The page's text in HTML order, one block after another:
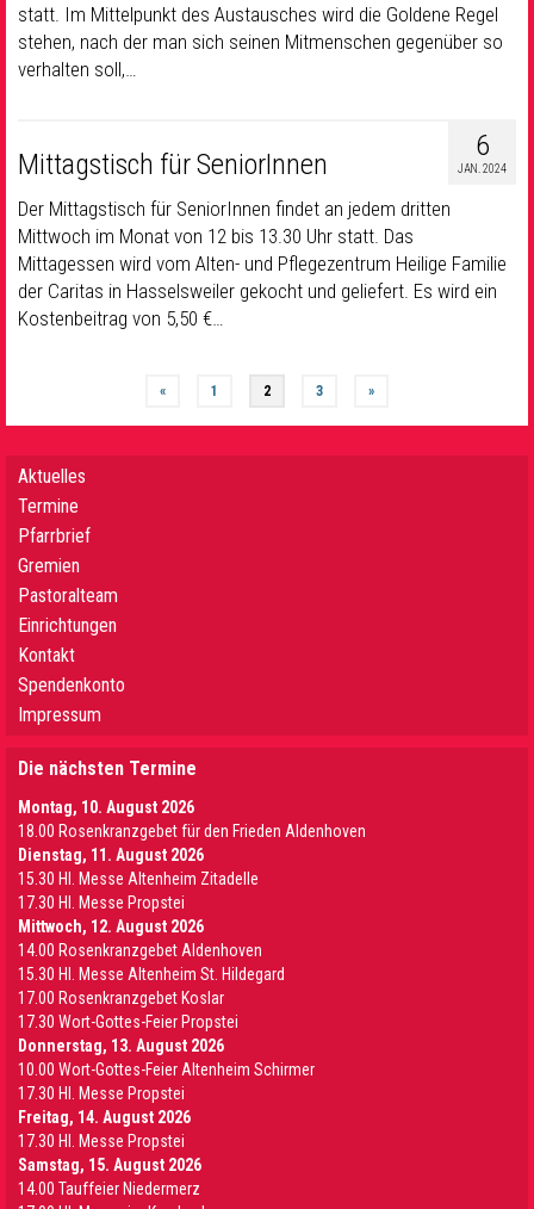
statt. Im Mittelpunkt des Austausches wird die Goldene Regel
stehen, nach der man sich seinen Mitmenschen gegenüber so
verhalten soll,…
6
JAN. 2024
Mittagstisch für SeniorInnen
Der Mittagstisch für SeniorInnen findet an jedem dritten
Mittwoch im Monat von 12 bis 13.30 Uhr statt. Das
Mittagessen wird vom Alten- und Pflegezentrum Heilige Familie
der Caritas in Hasselsweiler gekocht und geliefert. Es wird ein
Kostenbeitrag von 5,50 €…
« 1 2 3 »
Aktuelles
Termine
Pfarrbrief
Gremien
Pastoralteam
Einrichtungen
Kontakt
Spendenkonto
Impressum
Die nächsten Termine
Montag, 10. August 2026
18.00 Rosenkranzgebet für den Frieden Aldenhoven
Dienstag, 11. August 2026
15.30 Hl. Messe Altenheim Zitadelle
17.30 Hl. Messe Propstei
Mittwoch, 12. August 2026
14.00 Rosenkranzgebet Aldenhoven
15.30 Hl. Messe Altenheim St. Hildegard
17.00 Rosenkranzgebet Koslar
17.30 Wort-Gottes-Feier Propstei
Donnerstag, 13. August 2026
10.00 Wort-Gottes-Feier Altenheim Schirmer
17.30 Hl. Messe Propstei
Freitag, 14. August 2026
17.30 Hl. Messe Propstei
Samstag, 15. August 2026
14.00 Tauffeier Niedermerz